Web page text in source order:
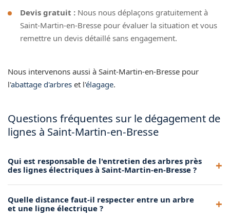
Devis gratuit : Nous nous déplaçons gratuitement à
Saint-Martin-en-Bresse pour évaluer la situation et vous
remettre un devis détaillé sans engagement.
Nous intervenons aussi à Saint-Martin-en-Bresse pour
l'abattage d'arbres et l'élagage.
Questions fréquentes sur le dégagement de
lignes à Saint-Martin-en-Bresse
Qui est responsable de l'entretien des arbres près
des lignes électriques à Saint-Martin-en-Bresse ?
à distance réglementaire des lignes électriques et
téléphoniques. Enedis peut également intervenir, mais il est
Quelle distance faut-il respecter entre un arbre
et une ligne électrique ?